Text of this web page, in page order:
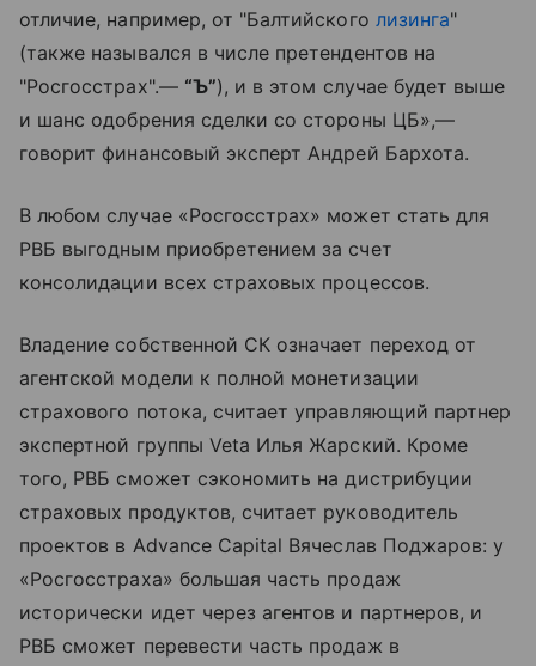
отличие, например, от "Балтийского лизинга"
(также назывался в числе претендентов на
"Росгосстрах".— “Ъ”), и в этом случае будет выше
и шанс одобрения сделки со стороны ЦБ»,—
говорит финансовый эксперт Андрей Бархота.
В любом случае «Росгосстрах» может стать для
РВБ выгодным приобретением за счет
консолидации всех страховых процессов.
Владение собственной СК означает переход от
агентской модели к полной монетизации
страхового потока, считает управляющий партнер
экспертной группы Veta Илья Жарский. Кроме
того, РВБ сможет сэкономить на дистрибуции
страховых продуктов, считает руководитель
проектов в Advance Capital Вячеслав Поджаров: у
«Росгосстраха» большая часть продаж
исторически идет через агентов и партнеров, и
РВБ сможет перевести часть продаж в